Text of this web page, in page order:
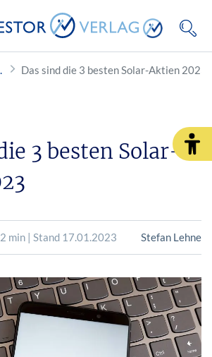
Das sind die 3 besten Solar-Aktien 2023
3 besten Solar-
2 min | Stand 17.01.2023 Stefan Lehne